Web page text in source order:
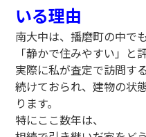
いる理由
南大中は、播磨町の中で
「静かで住みやすい」と
実際に私が査定で訪問す
続けておられ、建物の状
ります。
特にここ数年は、